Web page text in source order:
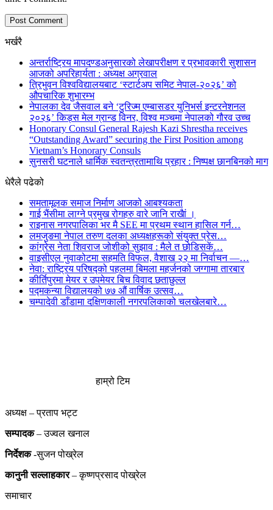
भर्खरै
अन्तर्राष्ट्रिय मापदण्डअनुसारको लेखापरीक्षण र प्रभावकारी सुशासन
आजको अपरिहार्यता : अध्यक्ष अग्रवाल
त्रिभुवन विश्वविद्यालयबाट ‘स्टार्टअप समिट नेपाल-२०२६’ को
औपचारिक शुभारम्भ
नेपालका देव जैसवाल बने ‘टुरिज्म एम्बासडर युनिभर्स इन्टरनेशनल
२०२६’ किड्स मेल ग्रान्ड विनर, विश्व मञ्चमा नेपालको गौरव उच्च
Honorary Consul General Rajesh Kazi Shrestha receives
“Outstanding Award” securing the First Position among
Vietnam’s Honorary Consuls
सुनसरी घटनाले धार्मिक स्वतन्त्रतामाथि प्रहार : निष्पक्ष छानबिनको माग
धेरैले पढेको
समतामूलक समाज निर्माण आजको आबश्यकता
गाई भैंसीमा लाग्ने प्रमुख रोगहरु वारे जानि राखैां ।
राइनास नगरपालिका भर मै SEE मा प्रथम स्थान हासिल गर्न…
लमजुङमा नेपाल तरुण दलका अध्यक्षहरूको संयुक्त प्रेस…
कांग्रेस नेता शिवराज जोशीको सुझाव : मैले त छोडिसकें…
वाइसीएल नुवाकोटमा सहमति विफल, वैशाख २२ मा निर्वाचन —…
नेवा: राष्ट्रिय परिषद्को पहलमा बिमला महर्जनको जग्गामा तारबार
कीर्तिपुरमा मेयर र उपमेयर बिच विवाद छताछुल्ल
पद्मकन्या विद्यालयको ७७ औं ‌‌वार्षिक ‌उत्सव…
चम्पादेवी डाँडामा दक्षिणकाली नगरपलिकाको चलखेलबारे…
हाम्रो टिम
अध्यक्ष – प्रताप भट्ट
सम्पादक– उज्वल खनाल
निर्देशक-सुजन पोख्रेल
कानुनी सल्लाहकार– कृष्णप्रसाद पोख्रेल
समाचार